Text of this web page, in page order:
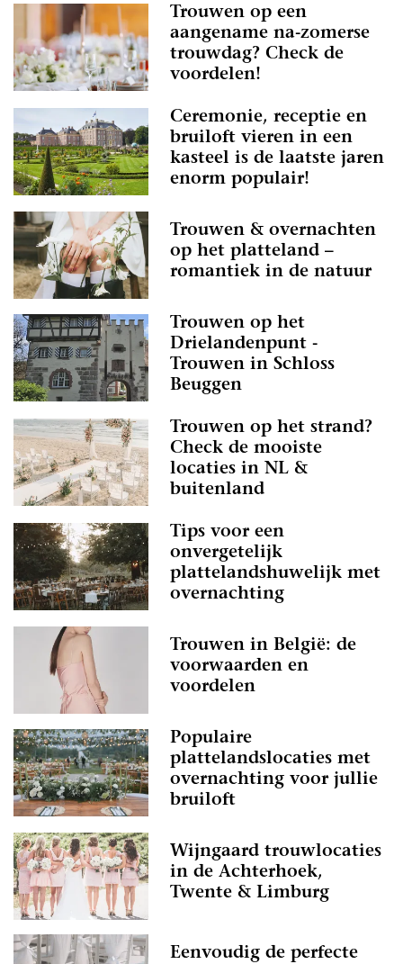
Trouwen op een
aangename na-zomerse
trouwdag? Check de
voordelen!
Ceremonie, receptie en
bruiloft vieren in een
kasteel is de laatste jaren
enorm populair!
Trouwen & overnachten
op het platteland –
romantiek in de natuur
Trouwen op het
Drielandenpunt -
Trouwen in Schloss
Beuggen
Trouwen op het strand?
Check de mooiste
locaties in NL &
buitenland
Tips voor een
onvergetelijk
plattelandshuwelijk met
overnachting
Trouwen in België: de
voorwaarden en
voordelen
Populaire
plattelandslocaties met
overnachting voor jullie
bruiloft
Wijngaard trouwlocaties
in de Achterhoek,
Twente & Limburg
Eenvoudig de perfecte